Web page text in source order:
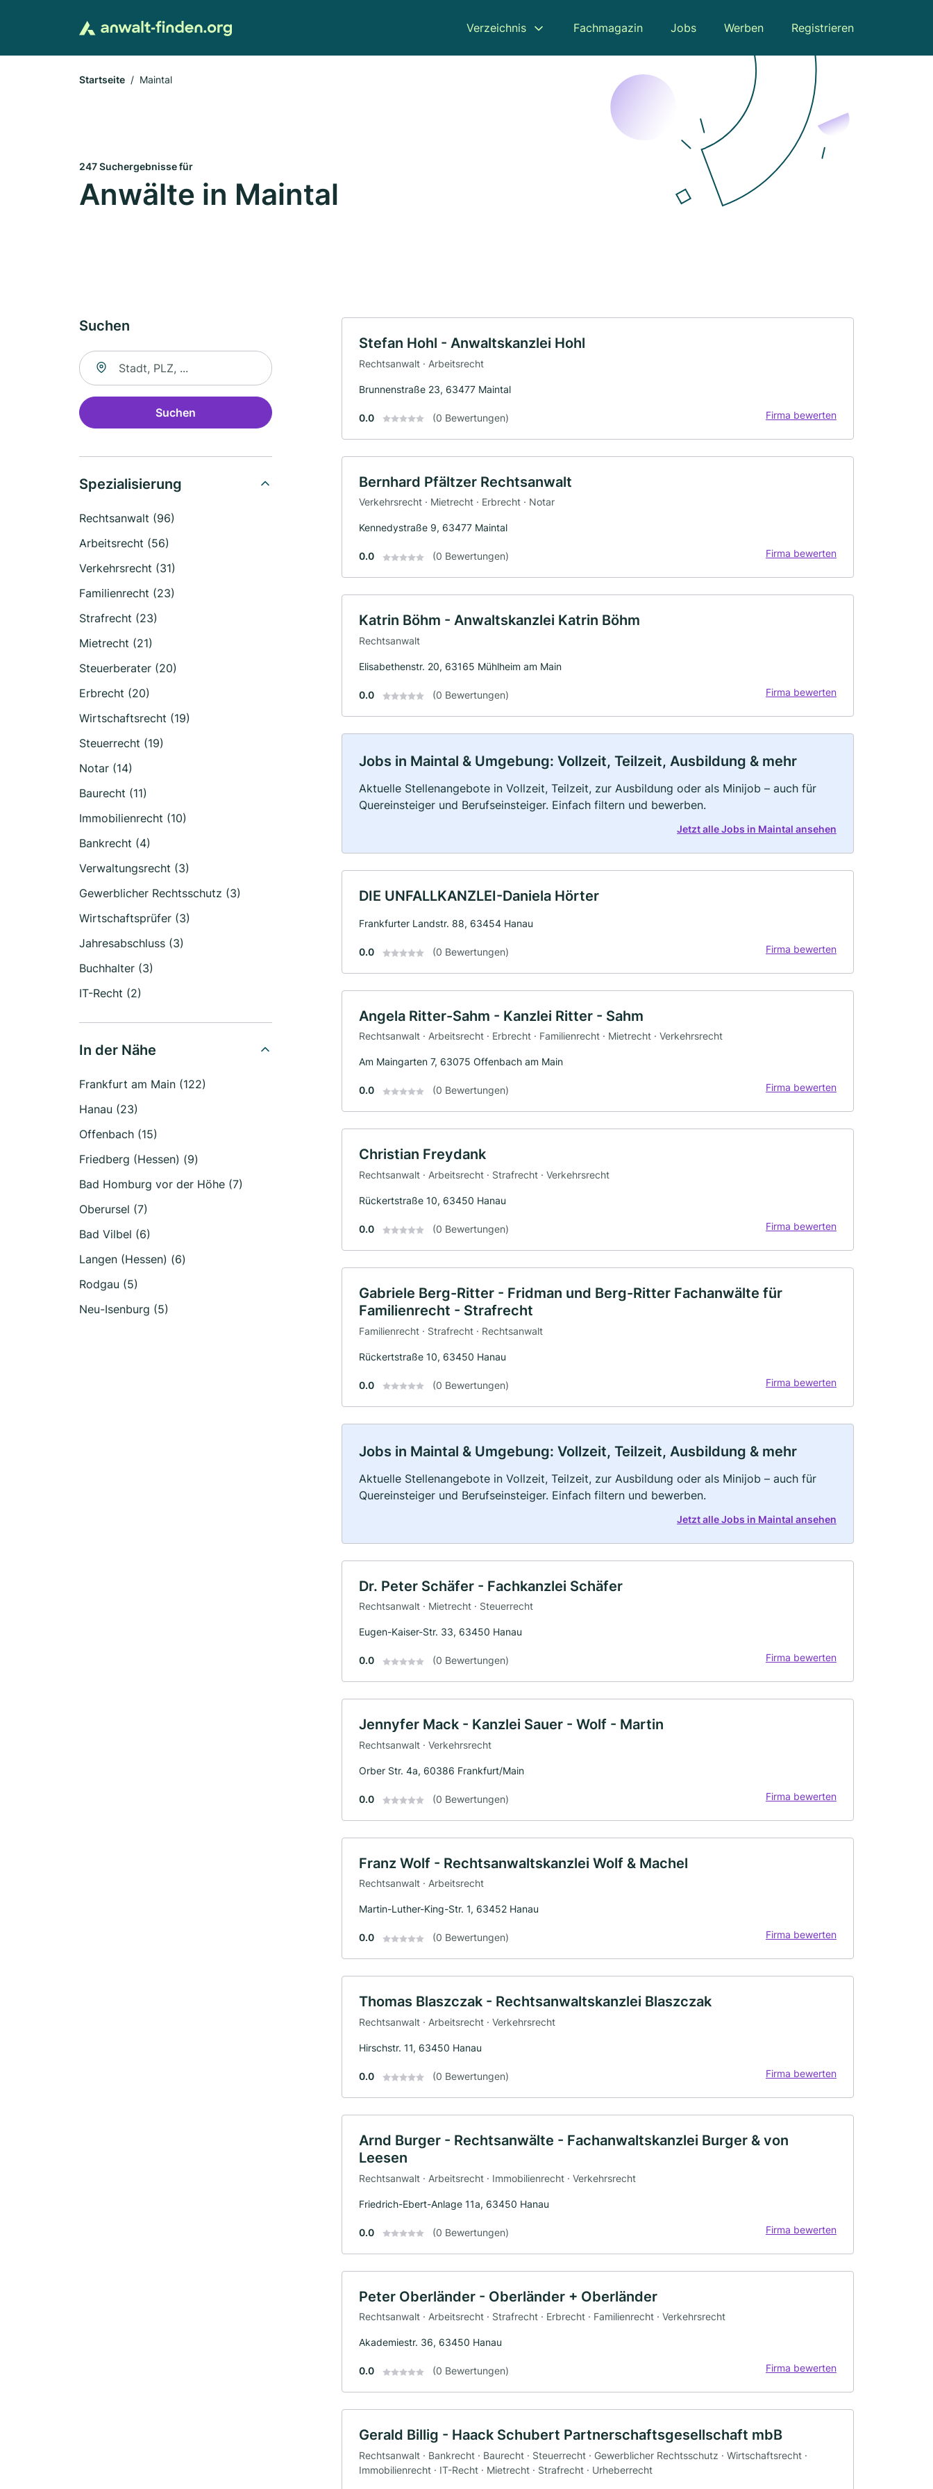
Verzeichnis Fachmagazin Jobs Werben Registrieren
Startseite Maintal
247 Suchergebnisse für
Anwälte in Maintal
Suchen
Suche nach Ort
Suchen
Spezialisierung
Rechtsanwalt (96)
Arbeitsrecht (56)
Verkehrsrecht (31)
Familienrecht (23)
Strafrecht (23)
Mietrecht (21)
Steuerberater (20)
Erbrecht (20)
Wirtschaftsrecht (19)
Steuerrecht (19)
Notar (14)
Baurecht (11)
Immobilienrecht (10)
Bankrecht (4)
Verwaltungsrecht (3)
Gewerblicher Rechtsschutz (3)
Wirtschaftsprüfer (3)
Jahresabschluss (3)
Buchhalter (3)
IT-Recht (2)
In der Nähe
Frankfurt am Main (122)
Hanau (23)
Offenbach (15)
Friedberg (Hessen) (9)
Bad Homburg vor der Höhe (7)
Oberursel (7)
Bad Vilbel (6)
Langen (Hessen) (6)
Rodgau (5)
Neu-Isenburg (5)
Stefan Hohl - Anwaltskanzlei Hohl
Rechtsanwalt · Arbeitsrecht
Brunnenstraße 23, 63477 Maintal
0.0 (0 Bewertungen) Firma bewerten
Bernhard Pfältzer Rechtsanwalt
Verkehrsrecht · Mietrecht · Erbrecht · Notar
Kennedystraße 9, 63477 Maintal
0.0 (0 Bewertungen) Firma bewerten
Katrin Böhm - Anwaltskanzlei Katrin Böhm
Rechtsanwalt
Elisabethenstr. 20, 63165 Mühlheim am Main
0.0 (0 Bewertungen) Firma bewerten
Jobs in Maintal & Umgebung: Vollzeit, Teilzeit, Ausbildung & mehr
Aktuelle Stellenangebote in Vollzeit, Teilzeit, zur Ausbildung oder als Minijob – auch für
Quereinsteiger und Berufseinsteiger. Einfach filtern und bewerben.
Jetzt alle Jobs in Maintal ansehen
DIE UNFALLKANZLEI-Daniela Hörter
Frankfurter Landstr. 88, 63454 Hanau
0.0 (0 Bewertungen) Firma bewerten
Angela Ritter-Sahm - Kanzlei Ritter - Sahm
Rechtsanwalt · Arbeitsrecht · Erbrecht · Familienrecht · Mietrecht · Verkehrsrecht
Am Maingarten 7, 63075 Offenbach am Main
0.0 (0 Bewertungen) Firma bewerten
Christian Freydank
Rechtsanwalt · Arbeitsrecht · Strafrecht · Verkehrsrecht
Rückertstraße 10, 63450 Hanau
0.0 (0 Bewertungen) Firma bewerten
Gabriele Berg-Ritter - Fridman und Berg-Ritter Fachanwälte für
Familienrecht - Strafrecht
Familienrecht · Strafrecht · Rechtsanwalt
Rückertstraße 10, 63450 Hanau
0.0 (0 Bewertungen) Firma bewerten
Jobs in Maintal & Umgebung: Vollzeit, Teilzeit, Ausbildung & mehr
Aktuelle Stellenangebote in Vollzeit, Teilzeit, zur Ausbildung oder als Minijob – auch für
Quereinsteiger und Berufseinsteiger. Einfach filtern und bewerben.
Jetzt alle Jobs in Maintal ansehen
Dr. Peter Schäfer - Fachkanzlei Schäfer
Rechtsanwalt · Mietrecht · Steuerrecht
Eugen-Kaiser-Str. 33, 63450 Hanau
0.0 (0 Bewertungen) Firma bewerten
Jennyfer Mack - Kanzlei Sauer - Wolf - Martin
Rechtsanwalt · Verkehrsrecht
Orber Str. 4a, 60386 Frankfurt/Main
0.0 (0 Bewertungen) Firma bewerten
Franz Wolf - Rechtsanwaltskanzlei Wolf & Machel
Rechtsanwalt · Arbeitsrecht
Martin-Luther-King-Str. 1, 63452 Hanau
0.0 (0 Bewertungen) Firma bewerten
Thomas Blaszczak - Rechtsanwaltskanzlei Blaszczak
Rechtsanwalt · Arbeitsrecht · Verkehrsrecht
Hirschstr. 11, 63450 Hanau
0.0 (0 Bewertungen) Firma bewerten
Arnd Burger - Rechtsanwälte - Fachanwaltskanzlei Burger & von
Leesen
Rechtsanwalt · Arbeitsrecht · Immobilienrecht · Verkehrsrecht
Friedrich-Ebert-Anlage 11a, 63450 Hanau
0.0 (0 Bewertungen) Firma bewerten
Peter Oberländer - Oberländer + Oberländer
Rechtsanwalt · Arbeitsrecht · Strafrecht · Erbrecht · Familienrecht · Verkehrsrecht
Akademiestr. 36, 63450 Hanau
0.0 (0 Bewertungen) Firma bewerten
Gerald Billig - Haack Schubert Partnerschaftsgesellschaft mbB
Rechtsanwalt · Bankrecht · Baurecht · Steuerrecht · Gewerblicher Rechtsschutz · Wirtschaftsrecht ·
Immobilienrecht · IT-Recht · Mietrecht · Strafrecht · Urheberrecht